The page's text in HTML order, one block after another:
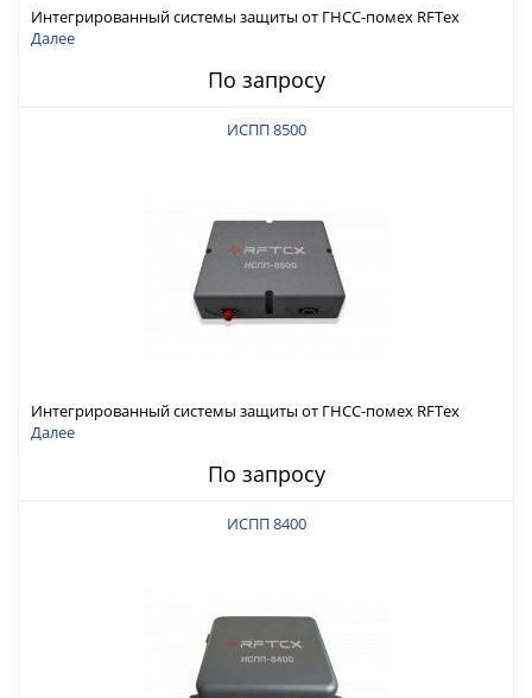
Интегрированный системы защиты от ГНСС-помех RFТех
ИСПП 8600
Далее
По запросу
ИСПП 8500
Интегрированный системы защиты от ГНСС-помех RFТех
ИСПП 8500
Далее
По запросу
ИСПП 8400